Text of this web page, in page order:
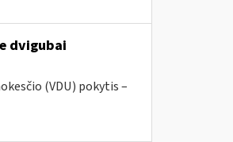
dvigubai
(VDU) pokytis –